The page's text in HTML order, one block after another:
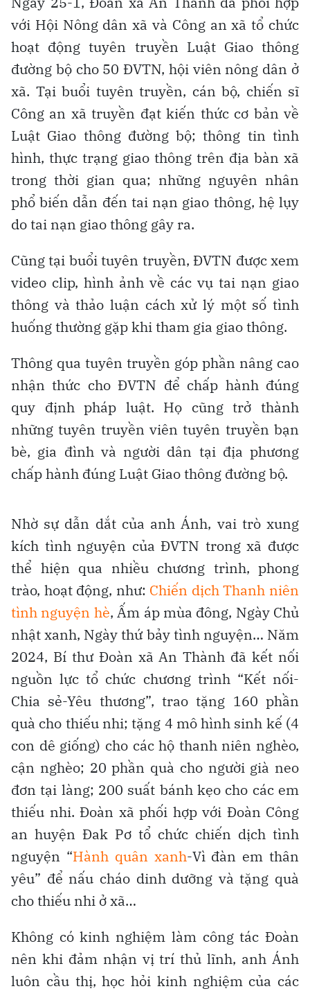
với Hội Nông dân xã và Công an xã tổ chức
hoạt động tuyên truyền Luật Giao thông
đường bộ cho 50 ĐVTN, hội viên nông dân ở
xã. Tại buổi tuyên truyền, cán bộ, chiến sĩ
Công an xã truyền đạt kiến thức cơ bản về
Luật Giao thông đường bộ; thông tin tình
hình, thực trạng giao thông trên địa bàn xã
trong thời gian qua; những nguyên nhân
phổ biến dẫn đến tai nạn giao thông, hệ lụy
do tai nạn giao thông gây ra.
Cũng tại buổi tuyên truyền, ĐVTN được xem
video clip, hình ảnh về các vụ tai nạn giao
thông và thảo luận cách xử lý một số tình
huống thường gặp khi tham gia giao thông.
Thông qua tuyên truyền góp phần nâng cao
nhận thức cho ĐVTN để chấp hành đúng
quy định pháp luật. Họ cũng trở thành
những tuyên truyền viên tuyên truyền bạn
bè, gia đình và người dân tại địa phương
chấp hành đúng Luật Giao thông đường bộ.
Nhờ sự dẫn dắt của anh Ánh, vai trò xung
kích tình nguyện của ĐVTN trong xã được
thể hiện qua nhiều chương trình, phong
trào, hoạt động, như: Chiến dịch Thanh niên
tình nguyện hè, Ấm áp mùa đông, Ngày Chủ
nhật xanh, Ngày thứ bảy tình nguyện… Năm
2024, Bí thư Đoàn xã An Thành đã kết nối
nguồn lực tổ chức chương trình “Kết nối-
Chia sẻ-Yêu thương”, trao tặng 160 phần
quà cho thiếu nhi; tặng 4 mô hình sinh kế (4
con dê giống) cho các hộ thanh niên nghèo,
cận nghèo; 20 phần quà cho người già neo
đơn tại làng; 200 suất bánh kẹo cho các em
thiếu nhi. Đoàn xã phối hợp với Đoàn Công
an huyện Đak Pơ tổ chức chiến dịch tình
nguyện “Hành quân xanh-Vì đàn em thân
yêu” để nấu cháo dinh dưỡng và tặng quà
cho thiếu nhi ở xã…
Không có kinh nghiệm làm công tác Đoàn
nên khi đảm nhận vị trí thủ lĩnh, anh Ánh
luôn cầu thị, học hỏi kinh nghiệm của các